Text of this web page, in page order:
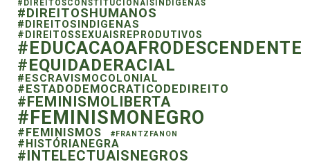
#DIREITOSCONSTITUCIONAISINDIGENAS
#DIREITOSHUMANOS
#DIREITOSINDIGENAS
#DIREITOSSEXUAISREPRODUTIVOS
#EDUCACAOAFRODESCENDENTE
#EQUIDADERACIAL
#ESCRAVISMOCOLONIAL
#ESTADODEMOCRATICODEDIREITO
#FEMINISMOLIBERTA
#FEMINISMONEGRO
#FEMINISMOS #FRANTZFANON
#HISTÓRIANEGRA
#INTELECTUAISNEGROS